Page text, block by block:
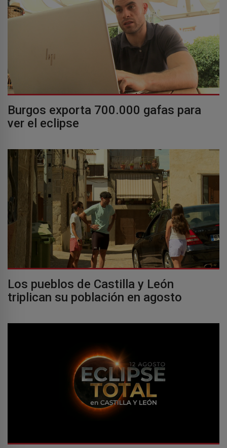
Burgos exporta 700.000 gafas para
ver el eclipse
Los pueblos de Castilla y León
triplican su población en agosto